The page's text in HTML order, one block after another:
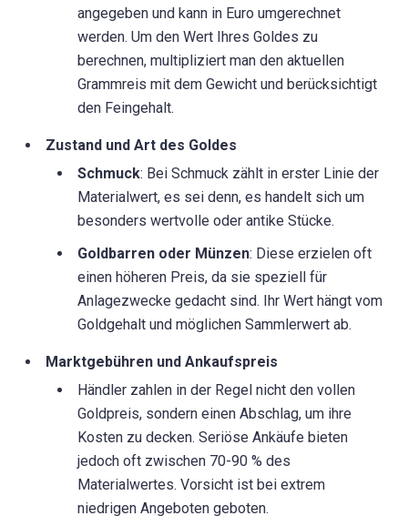
angegeben und kann in Euro umgerechnet
werden. Um den Wert Ihres Goldes zu
berechnen, multipliziert man den aktuellen
Grammreis mit dem Gewicht und berücksichtigt
den Feingehalt.
Zustand und Art des Goldes
Schmuck: Bei Schmuck zählt in erster Linie der
Materialwert, es sei denn, es handelt sich um
besonders wertvolle oder antike Stücke.
Goldbarren oder Münzen: Diese erzielen oft
einen höheren Preis, da sie speziell für
Anlagezwecke gedacht sind. Ihr Wert hängt vom
Goldgehalt und möglichen Sammlerwert ab.
Marktgebühren und Ankaufspreis
Händler zahlen in der Regel nicht den vollen
Goldpreis, sondern einen Abschlag, um ihre
Kosten zu decken. Seriöse Ankäufe bieten
jedoch oft zwischen 70-90 % des
Materialwertes. Vorsicht ist bei extrem
niedrigen Angeboten geboten.